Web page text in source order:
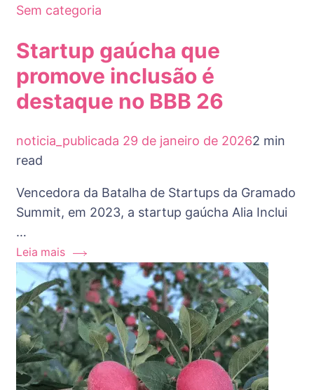
Sem categoria
Startup gaúcha que
promove inclusão é
destaque no BBB 26
noticia_publicada 29 de janeiro de 20262 min
read
Vencedora da Batalha de Startups da Gramado
Summit, em 2023, a startup gaúcha Alia Inclui
…
Leia mais